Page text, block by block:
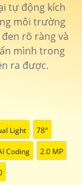
tự động kích
môi trường
rõ ràng và
mình trong
ra được.
Light 78°
Coding 2.0 MP